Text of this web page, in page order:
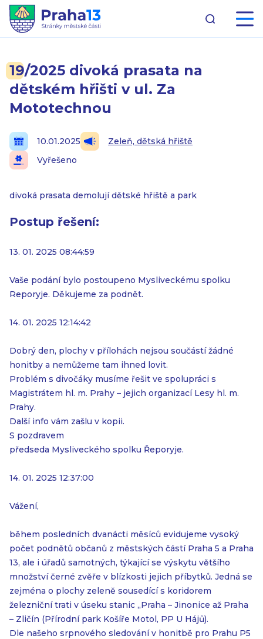
19/2025 divoká prasata na
dětském hřišti v ul. Za
Mototechnou
10.01.2025
Zeleň, dětská hřiště
Vyřešeno
divoká prasata demolují dětské hřiště a park
Postup řešení:
13. 01. 2025 08:44:59
Vaše podání bylo postoupeno Mysliveckému spolku
Reporyje. Děkujeme za podnět.
14. 01. 2025 12:14:42
Dobrý den, plochy v přílohách nejsou součástí žádné
honitby a nemůžeme tam ihned lovit.
Problém s divočáky musíme řešit ve spolupráci s
Magistrátem hl. m. Prahy – jejich organizací Lesy hl. m.
Prahy.
Další info vám zašlu v kopii.
S pozdravem
předseda Mysliveckého spolku Řeporyje.
14. 01. 2025 12:37:00
Vážení,
během posledních dvanácti měsíců evidujeme vysoký
počet podnětů občanů z městských částí Praha 5 a Praha
13, ale i úřadů samotných, týkající se výskytu většího
množství černé zvěře v blízkosti jejich příbytků. Jedná se
zejména o plochy zeleně sousedící s koridorem
železniční trati v úseku stanic „Praha – Jinonice až Praha
– Zličín (Přírodní park Košíře Motol, PP U Hájů).
Dle našeho srpnového sledování v honitbě pro Prahu P5